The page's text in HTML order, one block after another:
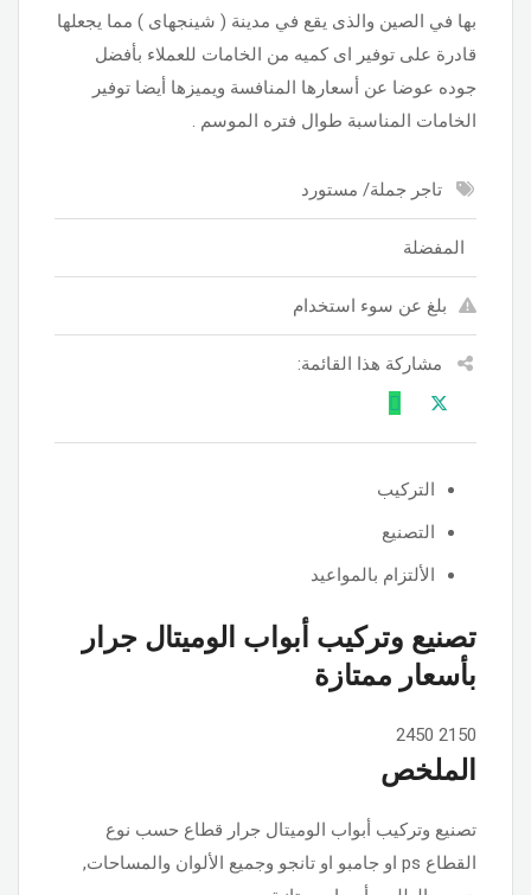
بها في الصين والذى يقع في مدينة ( شينجهاى ) مما يجعلها
قادرة على توفير اى كميه من الخامات للعملاء بأفضل
جوده عوضا عن أسعارها المنافسة ويميزها أيضا توفير
الخامات المناسبة طوال فتره الموسم .
تاجر جملة/ مستورد
المفضلة
بلغ عن سوء استخدام
مشاركة هذا القائمة:
التركيب
التصنيع
الألتزام بالمواعيد
تصنيع وتركيب أبواب الوميتال جرار
بأسعار ممتازة
2150
2450
الملخص
تصنيع وتركيب أبواب الوميتال جرار قطاع حسب نوع
القطاع ps او جامبو او تانجو وجميع الألوان والمساحات,